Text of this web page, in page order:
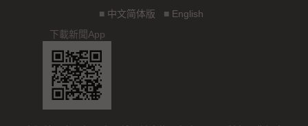
■ 中文简体版 ■ English
下載新聞App